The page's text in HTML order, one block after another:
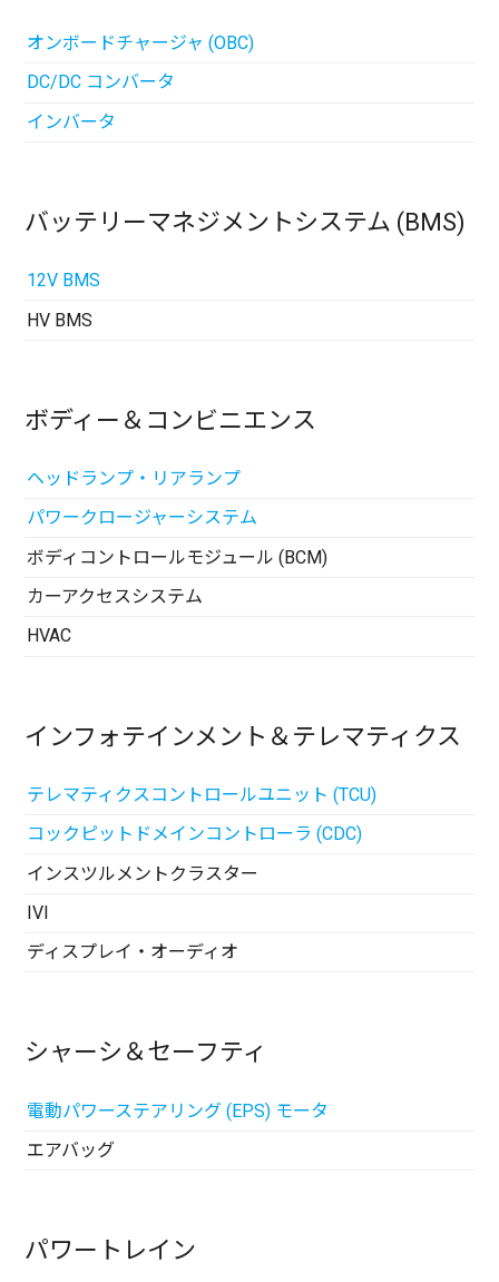
オンボードチャージャ (OBC)
DC/DC コンバータ
インバータ
バッテリーマネジメントシステム (BMS)
12V BMS
HV BMS
ボディー＆コンビニエンス
ヘッドランプ・リアランプ
パワークロージャーシステム
ボディコントロールモジュール (BCM)
カーアクセスシステム
HVAC
インフォテインメント＆テレマティクス
テレマティクスコントロールユニット (TCU)
コックピットドメインコントローラ (CDC)
インスツルメントクラスター
IVI
ディスプレイ・オーディオ
シャーシ＆セーフティ
電動パワーステアリング (EPS) モータ
エアバッグ
パワートレイン